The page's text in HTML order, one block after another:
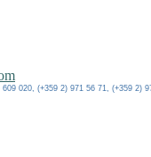
020, (+359 2) 971 56 71, (+359 2)